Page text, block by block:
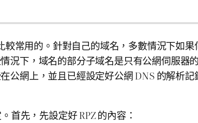
常用的。針對自己的域名，多數情況下如
況下，域名的部分子域名是只有公網伺服器
公網上，並且已經設定好公網 DNS 的解析
首先，先設定好 RPZ 的內容：